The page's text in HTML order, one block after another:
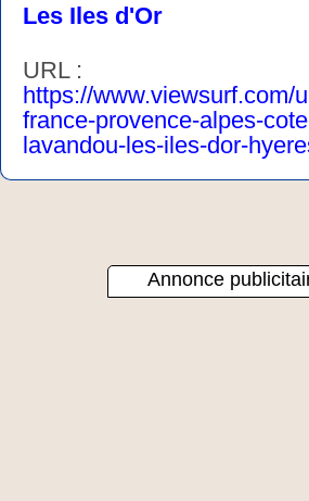
Les Iles d'Or
URL :
https://www.viewsurf.com/
france-provence-alpes-
lavandou-les-iles-dor-
Annonce